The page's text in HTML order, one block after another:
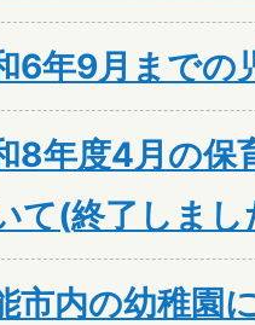
6年9月までの
8年度4月の保
て(終了しまし
市内の幼稚園